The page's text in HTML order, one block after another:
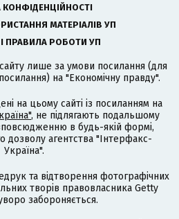
КОНФІДЕНЦІЙНОСТІ
МАТЕРІАЛІВ УП
ПРАВИЛА РОБОТИ УП
лише за умови посилання (для
на "Економічну правду".
на цьому сайті із посиланням на
, не підлягають подальшому
в будь-якій формі,
дозволу агентства "Інтерфакс-
Україна".
та відтворення фотографічних
творів правовласника Getty
забороняється.